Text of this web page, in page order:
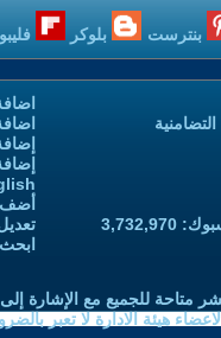
بنترست بلوكر
متاحة للجميع مع الإشارة
هيئة الادارة لا تعبر